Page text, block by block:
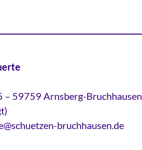
– 59759 Arnsberg-Bruchhausen
bruchhausen.de